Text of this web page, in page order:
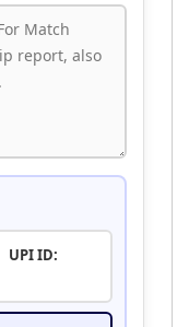
UPI ID: